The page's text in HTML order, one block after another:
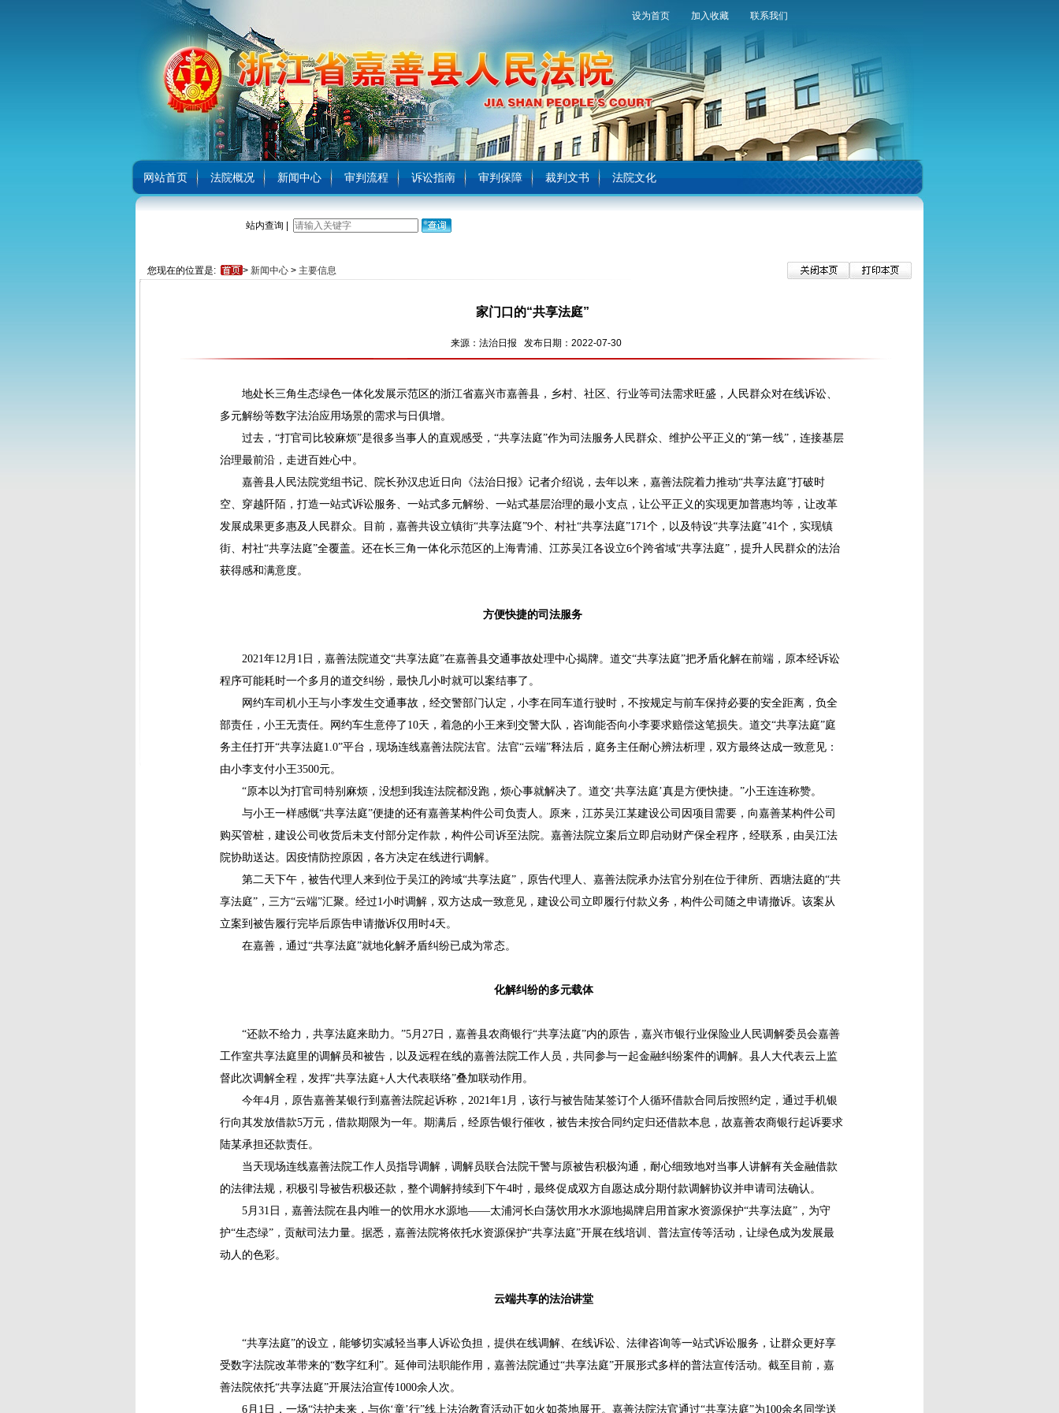
设为首页 加入收藏 联系我们
网站首页 法院概况 新闻中心 审判流程 诉讼指南 审判保障 裁判文书 法院文化
站内查询 |
您现在的位置是: > 新闻中心 > 主要信息
家门口的“共享法庭”
来源：法治日报 发布日期：2022-07-30
地处长三角生态绿色一体化发展示范区的浙江省嘉兴市嘉善县，乡村、社区、行业等司法需求旺盛，人民群众对在线诉讼、
多元解纷等数字法治应用场景的需求与日俱增。
过去，“打官司比较麻烦”是很多当事人的直观感受，“共享法庭”作为司法服务人民群众、维护公平正义的“第一线”，连接基层
治理最前沿，走进百姓心中。
嘉善县人民法院党组书记、院长孙汉忠近日向《法治日报》记者介绍说，去年以来，嘉善法院着力推动“共享法庭”打破时
空、穿越阡陌，打造一站式诉讼服务、一站式多元解纷、一站式基层治理的最小支点，让公平正义的实现更加普惠均等，让改革
发展成果更多惠及人民群众。目前，嘉善共设立镇街“共享法庭”9个、村社“共享法庭”171个，以及特设“共享法庭”41个，实现镇
街、村社“共享法庭”全覆盖。还在长三角一体化示范区的上海青浦、江苏吴江各设立6个跨省域“共享法庭”，提升人民群众的法治
获得感和满意度。
方便快捷的司法服务
2021年12月1日，嘉善法院道交“共享法庭”在嘉善县交通事故处理中心揭牌。道交“共享法庭”把矛盾化解在前端，原本经诉讼
程序可能耗时一个多月的道交纠纷，最快几小时就可以案结事了。
网约车司机小王与小李发生交通事故，经交警部门认定，小李在同车道行驶时，不按规定与前车保持必要的安全距离，负全
部责任，小王无责任。网约车生意停了10天，着急的小王来到交警大队，咨询能否向小李要求赔偿这笔损失。道交“共享法庭”庭
务主任打开“共享法庭1.0”平台，现场连线嘉善法院法官。法官“云端”释法后，庭务主任耐心辨法析理，双方最终达成一致意见：
由小李支付小王3500元。
“原本以为打官司特别麻烦，没想到我连法院都没跑，烦心事就解决了。道交‘共享法庭’真是方便快捷。”小王连连称赞。
与小王一样感慨“共享法庭”便捷的还有嘉善某构件公司负责人。原来，江苏吴江某建设公司因项目需要，向嘉善某构件公司
购买管桩，建设公司收货后未支付部分定作款，构件公司诉至法院。嘉善法院立案后立即启动财产保全程序，经联系，由吴江法
院协助送达。因疫情防控原因，各方决定在线进行调解。
第二天下午，被告代理人来到位于吴江的跨域“共享法庭”，原告代理人、嘉善法院承办法官分别在位于律所、西塘法庭的“共
享法庭”，三方“云端”汇聚。经过1小时调解，双方达成一致意见，建设公司立即履行付款义务，构件公司随之申请撤诉。该案从
立案到被告履行完毕后原告申请撤诉仅用时4天。
在嘉善，通过“共享法庭”就地化解矛盾纠纷已成为常态。
化解纠纷的多元载体
“还款不给力，共享法庭来助力。”5月27日，嘉善县农商银行“共享法庭”内的原告，嘉兴市银行业保险业人民调解委员会嘉善
工作室共享法庭里的调解员和被告，以及远程在线的嘉善法院工作人员，共同参与一起金融纠纷案件的调解。县人大代表云上监
督此次调解全程，发挥“共享法庭+人大代表联络”叠加联动作用。
今年4月，原告嘉善某银行到嘉善法院起诉称，2021年1月，该行与被告陆某签订个人循环借款合同后按照约定，通过手机银
行向其发放借款5万元，借款期限为一年。期满后，经原告银行催收，被告未按合同约定归还借款本息，故嘉善农商银行起诉要求
陆某承担还款责任。
当天现场连线嘉善法院工作人员指导调解，调解员联合法院干警与原被告积极沟通，耐心细致地对当事人讲解有关金融借款
的法律法规，积极引导被告积极还款，整个调解持续到下午4时，最终促成双方自愿达成分期付款调解协议并申请司法确认。
5月31日，嘉善法院在县内唯一的饮用水水源地——太浦河长白荡饮用水水源地揭牌启用首家水资源保护“共享法庭”，为守
护“生态绿”，贡献司法力量。据悉，嘉善法院将依托水资源保护“共享法庭”开展在线培训、普法宣传等活动，让绿色成为发展最
动人的色彩。
云端共享的法治讲堂
“共享法庭”的设立，能够切实减轻当事人诉讼负担，提供在线调解、在线诉讼、法律咨询等一站式诉讼服务，让群众更好享
受数字法院改革带来的“数字红利”。延伸司法职能作用，嘉善法院通过“共享法庭”开展形式多样的普法宣传活动。截至目前，嘉
善法院依托“共享法庭”开展法治宣传1000余人次。
6月1日，一场“法护未来，与你‘童’行”线上法治教育活动正如火如荼地展开。嘉善法院法官通过“共享法庭”为100余名同学送